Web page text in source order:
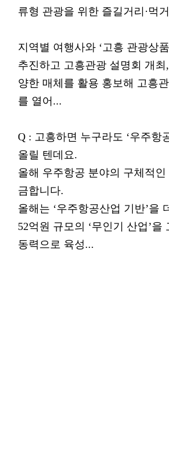
류형 관광을 위한 즐길거리·먹
지역별 여행사와 ‘고흥 관광상
추진하고 고흥관광 설명회 개최
양한 매체를 활용 홍보해 고흥
를 열어...
Q : 고흥하면 누구라도 ‘우주항
올릴 텐데요.
올해 우주항공 분야의 구체적
금합니다.
올해는 ‘우주항공산업 기반’을
52억원 규모의 ‘무인기 산업’을
동력으로 육성...